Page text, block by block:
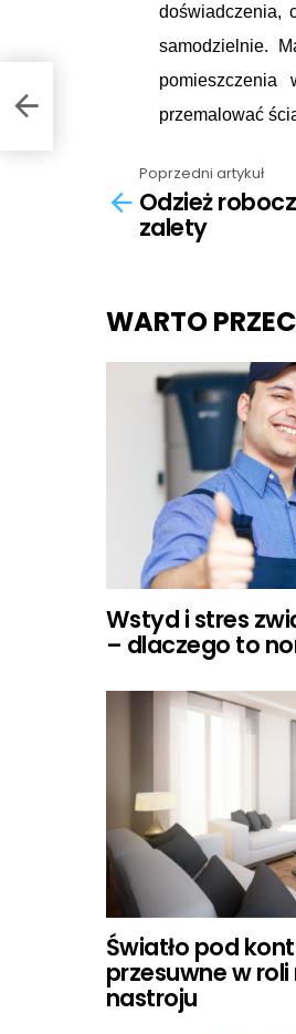
doświadczenia,
samodzielnie.
przemalować
more
Poprzedni artykuł
Odzież
zalety
WARTO
Wstyd i stres
– dlaczego to
Światło pod
przesuwne w
nastroju